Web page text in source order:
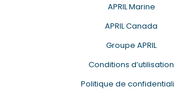
APRIL Marine
APRIL Canada
Groupe APRIL
Conditions d’utilisation
Politique de